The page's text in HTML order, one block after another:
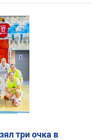
три очка в